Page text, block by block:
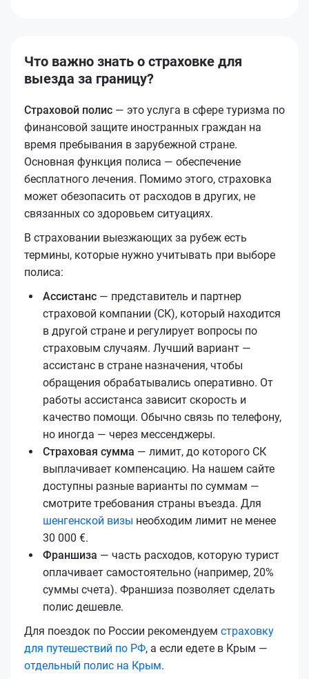
Что важно знать о страховке для
выезда за границу?
Страховой полис — это услуга в сфере туризма по
финансовой защите иностранных граждан на
время пребывания в зарубежной стране.
Основная функция полиса — обеспечение
бесплатного лечения. Помимо этого, страховка
может обезопасить от расходов в других, не
связанных со здоровьем ситуациях.
В страховании выезжающих за рубеж есть
термины, которые нужно учитывать при выборе
полиса:
Ассистанс — представитель и партнер
страховой компании (СК), который находится
в другой стране и регулирует вопросы по
страховым случаям. Лучший вариант —
ассистанс в стране назначения, чтобы
обращения обрабатывались оперативно. От
работы ассистанса зависит скорость и
качество помощи. Обычно связь по телефону,
но иногда — через мессенджеры.
Страховая сумма — лимит, до которого СК
выплачивает компенсацию. На нашем сайте
доступны разные варианты по суммам —
смотрите требования страны въезда. Для
шенгенской визы необходим лимит не менее
30 000 €.
Франшиза — часть расходов, которую турист
оплачивает самостоятельно (например, 20%
суммы счета). Франшиза позволяет сделать
полис дешевле.
Для поездок по России рекомендуем страховку
для путешествий по РФ, а если едетe в Крым —
отдельный полис на Крым.